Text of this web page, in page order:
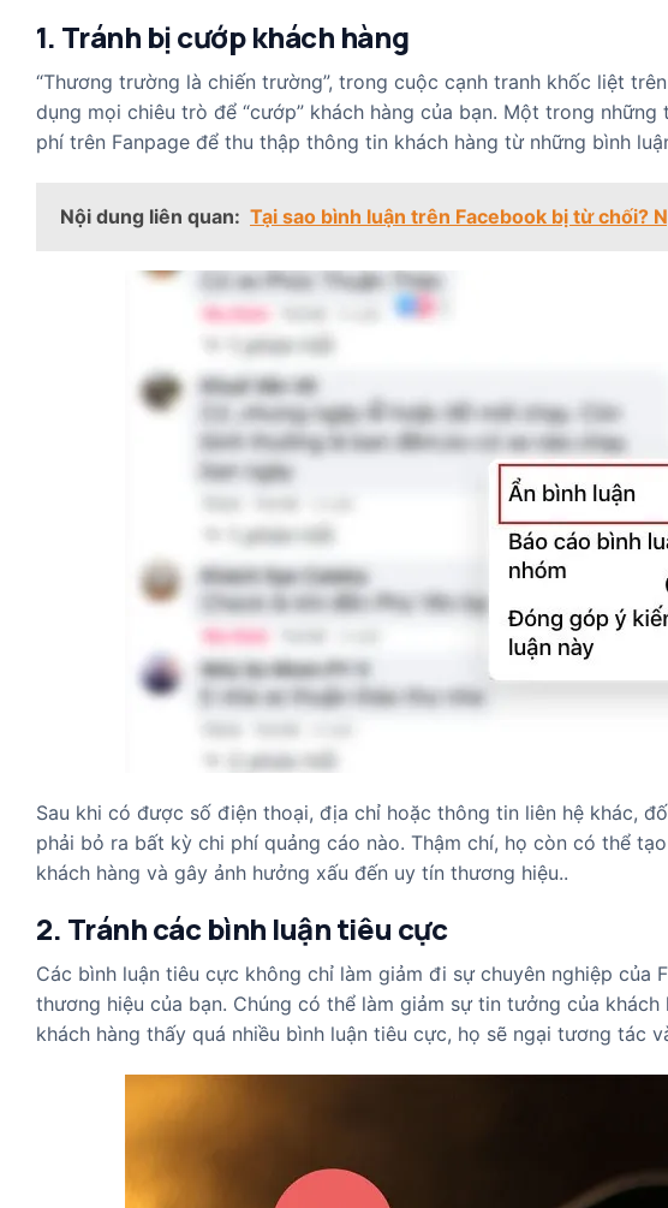
1. Tránh bị cướp khách hàng
“Thương trường là chiến trường”, trong cuộc cạnh tranh khốc liệt
dụng mọi chiêu trò để “cướp” khách hàng của bạn. Một trong
phí trên Fanpage để thu thập thông tin khách hàng từ những bình
Nội dung liên quan: Tại sao bình luận trên Facebook bị từ chối?
Sau khi có được số điện thoại, địa chỉ hoặc thông tin liên hệ khác,
phải bỏ ra bất kỳ chi phí quảng cáo nào. Thậm chí, họ còn có thể
khách hàng và gây ảnh hưởng xấu đến uy tín thương hiệu..
2. Tránh các bình luận tiêu cực
Các bình luận tiêu cực không chỉ làm giảm đi sự chuyên nghiệp của
thương hiệu của bạn. Chúng có thể làm giảm sự tin tưởng của
khách hàng thấy quá nhiều bình luận tiêu cực, họ sẽ ngại tương tác